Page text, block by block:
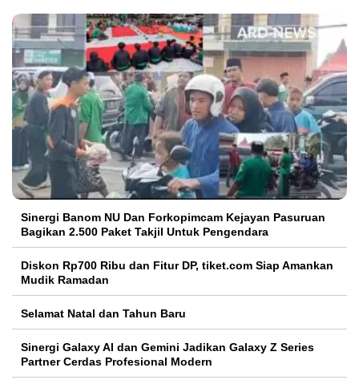
Sinergi Banom NU Dan Forkopimcam Kejayan Pasuruan
Bagikan 2.500 Paket Takjil Untuk Pengendara
Diskon Rp700 Ribu dan Fitur DP, tiket.com Siap Amankan
Mudik Ramadan
Selamat Natal dan Tahun Baru
Sinergi Galaxy AI dan Gemini Jadikan Galaxy Z Series
Partner Cerdas Profesional Modern